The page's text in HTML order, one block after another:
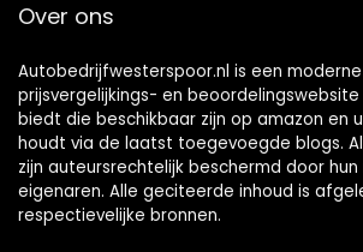
Over ons
Autobedrijfwesterspoor.nl is een
prijsvergelijkings- en
biedt die beschikbaar zijn op amazon en
houdt via de laatst toegevoegde blogs.
zijn auteursrechtelijk beschermd door
eigenaren. Alle geciteerde inhoud is
respectievelijke bronnen.